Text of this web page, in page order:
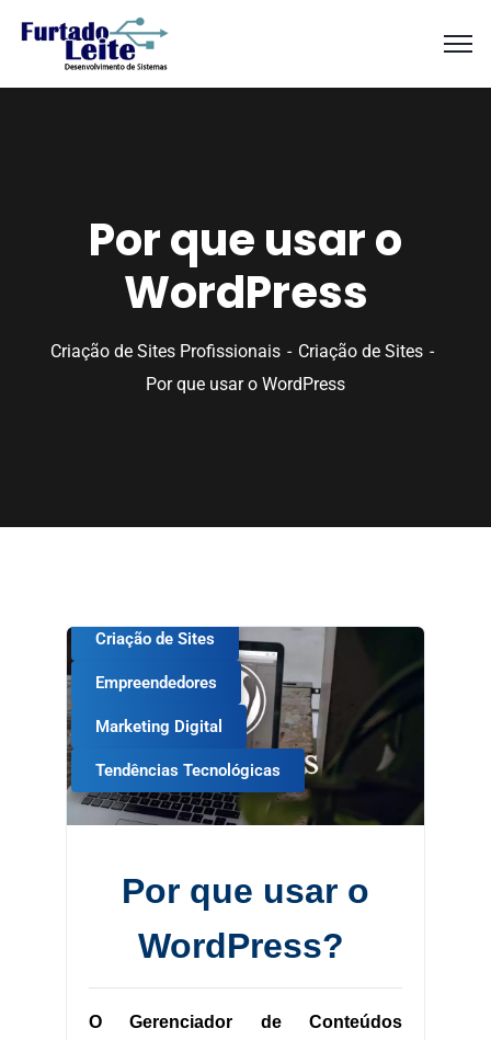
Por que usar o
WordPress
Criação de Sites Profissionais
Criação de Sites
Por que usar o WordPress
Criação de Sites
Empreendedores
Marketing Digital
Tendências Tecnológicas
Por que usar o
WordPress?
O Gerenciador de Conteúdos